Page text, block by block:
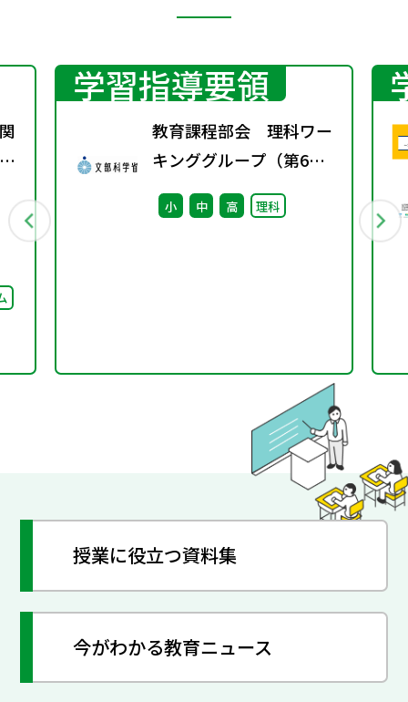
学習指導要領
教育課程部会 理科ワー
キンググループ（第6
回） 配付資料 ※算
数・数学ワーキンググル
小 中 高 理科
授業に役立つ資料集
今がわかる教育ニュース